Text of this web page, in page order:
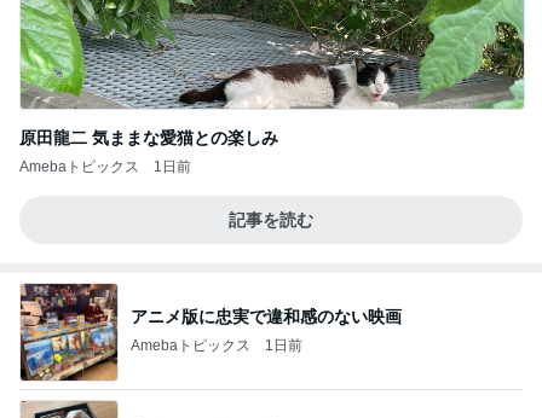
原田龍二 気ままな愛猫との楽しみ
Amebaトピックス 1日前
記事を読む
アニメ版に忠実で違和感のない映画
Amebaトピックス 1日前